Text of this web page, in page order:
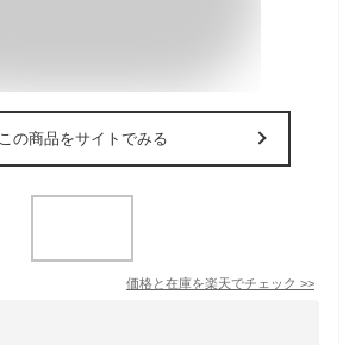
この商品をサイトでみる
価格と在庫を楽天でチェック >>